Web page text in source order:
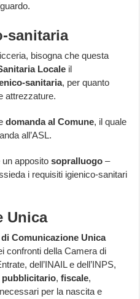
sanitaria
bisogna che questa
Locale il
sanitaria, per quanto
attrezzature.
domanda al Comune, il quale
all’ASL.
un appositosopralluogo –
i requisiti igienico-sanitari
Unica
Comunicazione Unica
confronti della Camera di
dell’INAIL e dell’INPS,
pubblicitario, fiscale,
per la nascita e